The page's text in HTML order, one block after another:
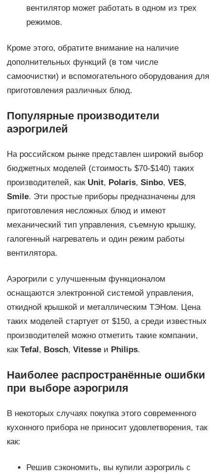
вентилятор может работать в одном из трех
режимов.
Кроме этого, обратите внимание на наличие
дополнительных функций (в том числе
самоочистки) и вспомогательного оборудования для
приготовления различных блюд.
Популярные производители
аэрогрилей
На российском рынке представлен широкий выбор
бюджетных моделей (стоимость $70-$140) таких
производителей, как Unit, Polaris, Sinbo, VES,
Smile. Эти простые приборы предназначены для
приготовления несложных блюд и имеют
механический тип управления, съемную крышку,
галогенный нагреватель и один режим работы
вентилятора.
Аэрогрили с улучшенным функционалом
оснащаются электронной системой управления,
откидной крышкой и металлическим ТЭНом. Цена
таких моделей стартует от $150, а среди известных
производителей можно отметить такие компании,
как Tefal , Bosch, Vitesseи Philips.
Наиболее распространённые ошибки
при выборе аэрогриля
В некоторых случаях покупка этого современного
кухонного прибора не приносит удовлетворения, так
как:
Решив сэкономить, вы купили аэрогриль с